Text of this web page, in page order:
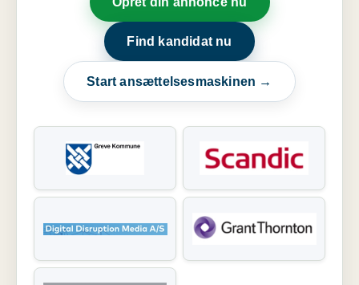
Find kandidat nu
Start ansættelsesmaskinen →